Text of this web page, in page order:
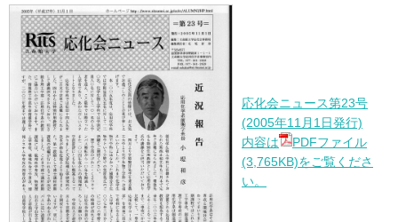
応化会ニュース第23号
(2005年11月1日発行)
内容は
PDFファイル
(3,765KB)をご覧くださ
い。